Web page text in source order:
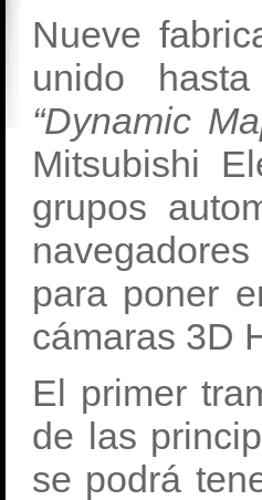
Nueve
unido
“Dynamic
Mitsubishi
grupos
para poner
cámaras 3D
El primer
de las
se podrá